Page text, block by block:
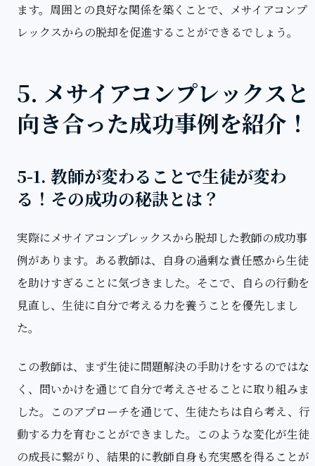
ます。周囲との良好な関係を築くことで、メサイアコンプ
レックスからの脱却を促進することができるでしょう。
5. メサイアコンプレックスと
向き合った成功事例を紹介！
5-1. 教師が変わることで生徒が変わ
る！その成功の秘訣とは？
実際にメサイアコンプレックスから脱却した教師の成功事
例があります。ある教師は、自身の過剰な責任感から生徒
を助けすぎることに気づきました。そこで、自らの行動を
見直し、生徒に自分で考える力を養うことを優先しまし
た。
この教師は、まず生徒に問題解決の手助けをするのではな
く、問いかけを通じて自分で考えさせることに取り組みま
した。このアプローチを通じて、生徒たちは自ら考え、行
動する力を育むことができました。このような変化が生徒
の成長に繋がり、結果的に教師自身も充実感を得ることが